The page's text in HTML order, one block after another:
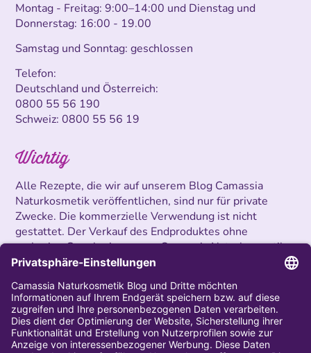
Montag - Freitag: 9:00–14:00 und Dienstag und
Donnerstag: 16:00 - 19.00
Samstag und Sonntag: geschlossen
Telefon:
Deutschland und Österreich:
0800 55 56 190
Schweiz:0800 55 56 19
Wichtig
Alle Rezepte, die wir auf unserem Blog Camassia
Naturkosmetik veröffentlichen, sind nur für private
Zwecke. Die kommerzielle Verwendung ist nicht
gestattet. Der Verkauf des Endproduktes ohne
vorherige Genehmigung von Camassia Naturkosmetik
ist untersagt.